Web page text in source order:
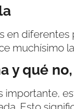
en
muchísimo
y qué
importante,